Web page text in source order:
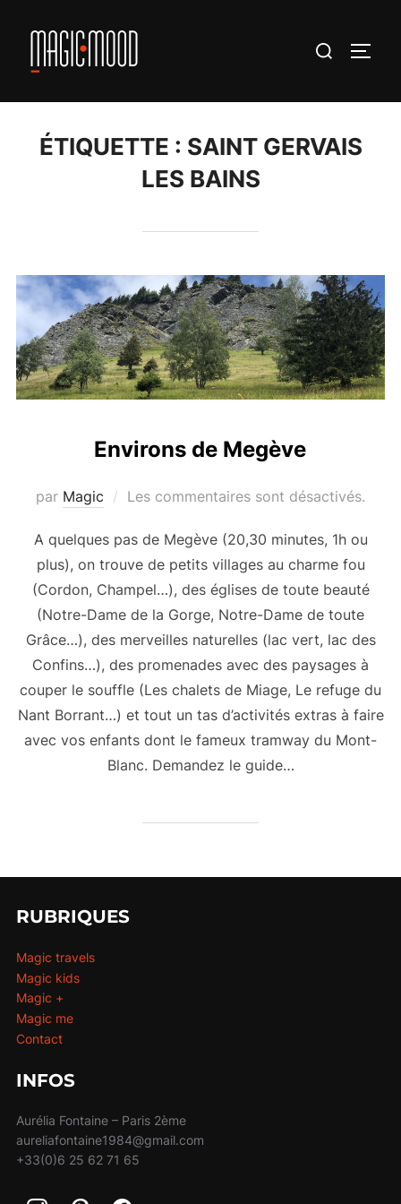
contenu
Rechercher :
ÉTIQUETTE : SAINT GERVAIS
LES BAINS
Environs de Megève
par Magic Les commentaires sont désactivés.
A quelques pas de Megève (20,30 minutes, 1h ou
plus), on trouve de petits villages au charme fou
(Cordon, Champel…), des églises de toute beauté
(Notre-Dame de la Gorge, Notre-Dame de toute
Grâce…), des merveilles naturelles (lac vert, lac des
Confins…), des promenades avec des paysages à
couper le souffle (Les chalets de Miage, Le refuge du
Nant Borrant…) et tout un tas d’activités extras à faire
avec vos enfants dont le fameux tramway du Mont-
Blanc. Demandez le guide…
RUBRIQUES
Magic travels
Magic kids
Magic +
Magic me
Contact
INFOS
Aurélia Fontaine – Paris 2ème
aureliafontaine1984@gmail.com
+33(0)6 25 62 71 65